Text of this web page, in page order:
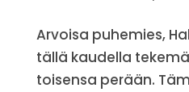
Arvoisa puhemies,
tällä kaudella
toisensa perään.